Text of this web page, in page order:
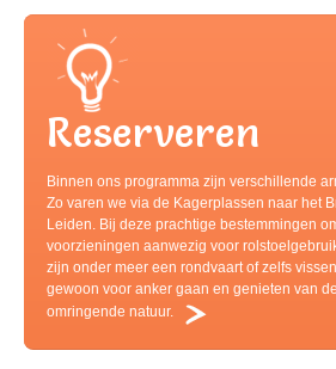
Reserveren
Binnen ons programma zijn verschillende
Zo varen we via de Kagerplassen naar het
Leiden. Bij deze prachtige bestemmingen
voorzieningen aanwezig voor
zijn onder meer een rondvaart of zelfs
gewoon voor anker gaan en genieten van
omringende natuur.